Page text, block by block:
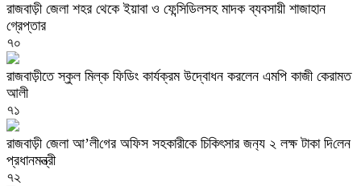
রাজবাড়ী জেলা শহর থেকে ইয়াবা ও ফেন্সিডিলসহ মাদক ব্যবসায়ী শাজাহান
গ্রেপ্তার
৭০
রাজবাড়ীতে স্কুল মিল্ক ফিডিং কার্যক্রম উদ্বোধন করলেন এমপি কাজী কেরামত
আলী
৭১
রাজবাড়ী জেলা আ’লী‌গের অ‌ফিস সহকারীকে চি‌কিৎসার জন‌্য ২ লক্ষ টাকা দি‌লেন
প্রধানমন্ত্রী
৭২